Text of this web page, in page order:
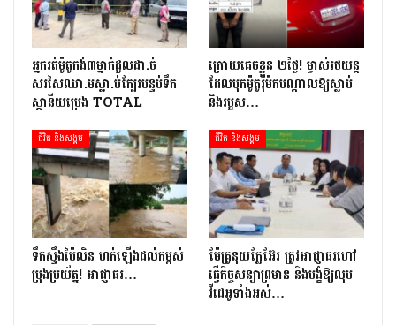
អ្នក​រត់​ម៉ូតូកង់៣​​ម្នាក់​ដួល​ដា.ច់​
សរសៃឈា.ម​ស្លា.ប់​ក្បែរ​បន្ទប់ទឹក​
ស្ថានីយ​ប្រេង ​TOTAL
ក្រោយ​គេចខ្លួន ២​ថ្ងៃ​! ម្ចាស់​រថយន្ត​
ដែល​បុក​ម៉ូតូ​រ៉ឺ​ម៉ក​បណ្តាល​ឱ្យ​ស្លាប់
និង​របួស…
ជីវិត និងសង្គម
ទឹកស្ទឹងប៉ៃលិន ហក់ឡើងដល់កម្ពស់
ប្រុងប្រយ័ត្ន! អាជ្ញាធរ…
ជីវិត និងសង្គម
ម៉ែគ្រូនុយក្លែអ៊ែរ ត្រូវអាជ្ញាធរហៅ
ធ្វើកិច្ចសន្យាព្រមាន និងបង្ខំឱ្យលុប
វីដេអូទាំងអស់…